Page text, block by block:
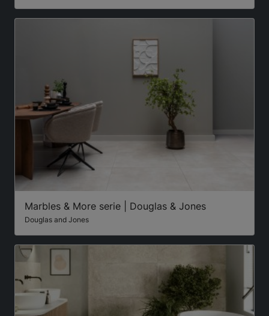
Marbles & More serie | Douglas & Jones
Douglas and Jones